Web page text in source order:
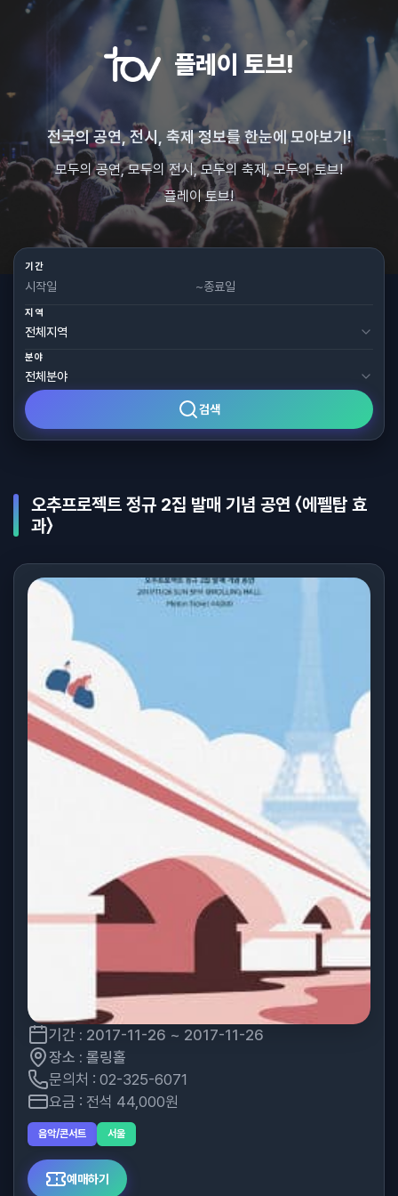
플레이 토브!
전국의 공연, 전시, 축제 정보를 한눈에 모아보기!
모두의 공연, 모두의 전시, 모두의 축제, 모두의 토브!
플레이 토브!
기간
~
지역
분야
검색
오추프로젝트 정규 2집 발매 기념 공연 〈에펠탑 효
과〉
기간 : 2017-11-26 ~ 2017-11-26
장소 : 롤링홀
문의처 : 02-325-6071
요금 : 전석 44,000원
음악/콘서트 서울
예매하기